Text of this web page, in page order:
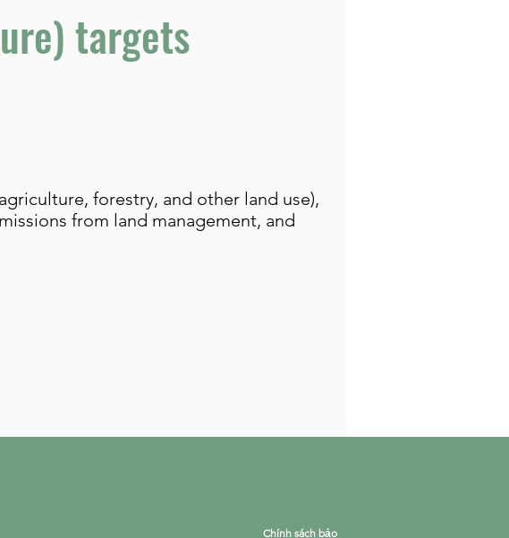
targets
forestry, and other land use),
from land management, and
Chính sách bảo